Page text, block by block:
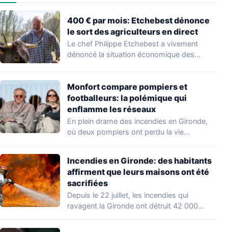
400 € par mois: Etchebest dénonce
le sort des agriculteurs en direct
Le chef Philippe Etchebest a vivement
dénoncé la situation économique des
Monfort compare pompiers et
footballeurs: la polémique qui
enflamme les réseaux
En plein drame des incendies en Gironde,
où deux pompiers ont perdu la vie…
Incendies en Gironde: des habitants
affirment que leurs maisons ont été
sacrifiées
Depuis le 22 juillet, les incendies qui
ravagent la Gironde ont détruit 42 000…